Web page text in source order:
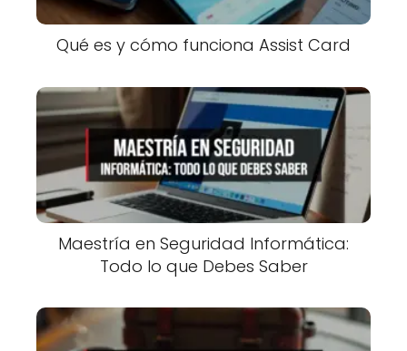
Qué es y cómo funciona Assist Card
Maestría en Seguridad Informática:
Todo lo que Debes Saber